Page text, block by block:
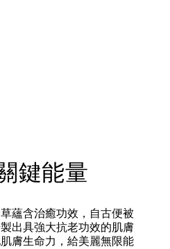
鍵能量
蘊含治癒功效，自古便被
出具強大抗老功效的肌膚
膚生命力，給美麗無限能